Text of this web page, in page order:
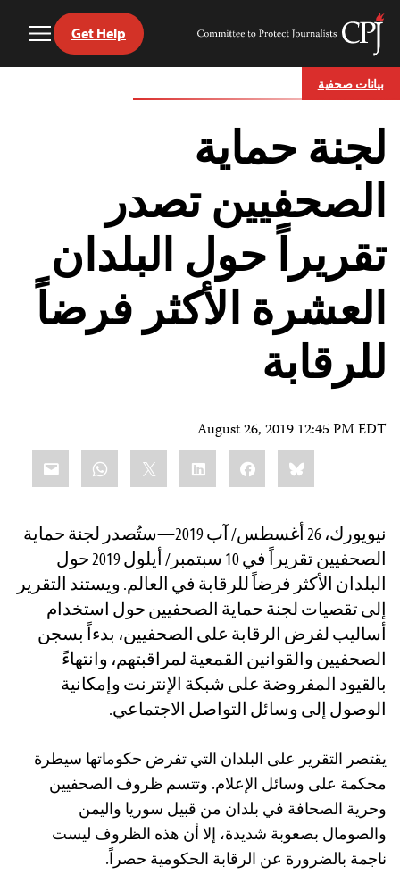
Skip
to
Committee
Journalists
Get Help
بيانات صحفية
لجنة حماية
الصحفيين تصدر
تقريراً حول البلدان
العشرة الأكثر فرضاً
للرقابة
August 26, 2019 12:45 PM EDT
Bluesky
Facebook
LinkedIn
نيويورك، 26 أغسطس/ آب 2019—ستُصدر لجنة حماية
الصحفيين تقريراً في 10 سبتمبر/ أيلول 2019 حول
البلدان الأكثر فرضاً للرقابة في العالم. ويستند التقرير
إلى تقصيات لجنة حماية الصحفيين حول استخدام
أساليب لفرض الرقابة على الصحفيين، بدءاً بسجن
الصحفيين والقوانين القمعية لمراقبتهم، وانتهاءً
بالقيود المفروضة على شبكة الإنترنت وإمكانية
الوصول إلى وسائل التواصل الاجتماعي.
يقتصر التقرير على البلدان التي تفرض حكوماتها سيطرة
محكمة على وسائل الإعلام. وتتسم ظروف الصحفيين
وحرية الصحافة في بلدان من قبيل سوريا واليمن
والصومال بصعوبة شديدة، إلا أن هذه الظروف ليست
ناجمة بالضرورة عن الرقابة الحكومية حصراً.